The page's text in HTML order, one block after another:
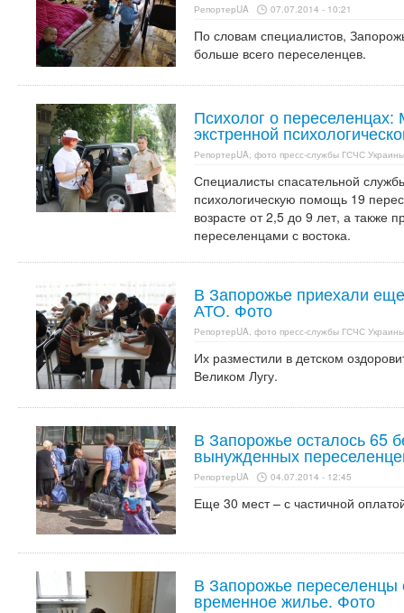
РепортерUA 07.07.2014 - 10:21
По словам специалистов,
больше всего переселенцев.
Психолог о
экстренной
РепортерUA, фото пресс-службы ГСЧС
Специалисты спасательной
психологическую помощь 19
возрасте от 2,5 до 9 лет, а также
переселенцами с востока.
В Запорожье приехали
АТО. Фото
РепортерUA, фото пресс-службы ГСЧС
Их разместили в детском
Великом Лугу.
В Запорожье осталось 65
вынужденных
РепортерUA 04.07.2014 - 12:45
Еще 30 мест – с частичной
В Запорожье переселенцы
временное жилье. Фото